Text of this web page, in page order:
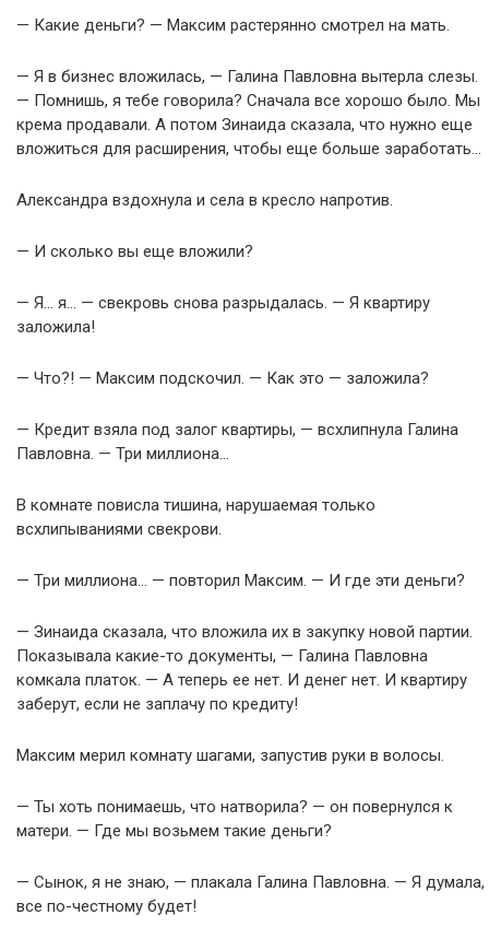
— Какие деньги? — Максим растерянно смотрел на мать.
— Я в бизнес вложилась, — Галина Павловна вытерла слезы.
— Помнишь, я тебе говорила? Сначала все хорошо было. Мы
крема продавали. А потом Зинаида сказала, что нужно еще
вложиться для расширения, чтобы еще больше заработать…
Александра вздохнула и села в кресло напротив.
— И сколько вы еще вложили?
— Я… я… — свекровь снова разрыдалась. — Я квартиру
заложила!
— Что?! — Максим подскочил. — Как это — заложила?
— Кредит взяла под залог квартиры, — всхлипнула Галина
Павловна. — Три миллиона…
В комнате повисла тишина, нарушаемая только
всхлипываниями свекрови.
— Три миллиона… — повторил Максим. — И где эти деньги?
— Зинаида сказала, что вложила их в закупку новой партии.
Показывала какие-то документы, — Галина Павловна
комкала платок. — А теперь ее нет. И денег нет. И квартиру
заберут, если не заплачу по кредиту!
Максим мерил комнату шагами, запустив руки в волосы.
— Ты хоть понимаешь, что натворила? — он повернулся к
матери. — Где мы возьмем такие деньги?
— Сынок, я не знаю, — плакала Галина Павловна. — Я думала,
все по-честному будет!